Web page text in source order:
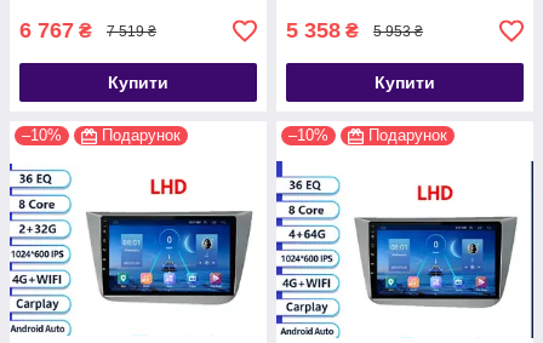
6 767 ₴ 7 519 ₴
Купити
5 358 ₴ 5 953 ₴
Купити
–10% Подарунок –10% Подарунок